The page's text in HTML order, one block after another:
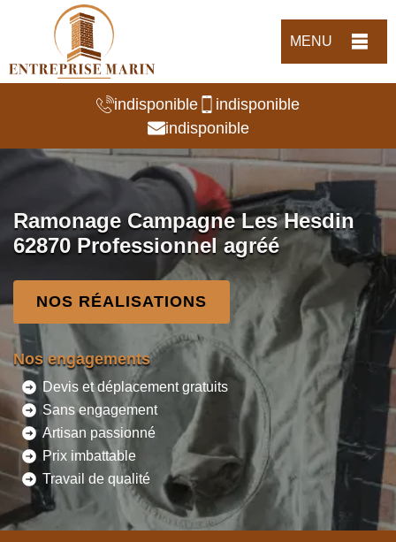
MENU
indisponible
indisponible
indisponible
Ramonage Campagne Les Hesdin
62870 Professionnel agréé
NOS RÉALISATIONS
Nos engagements
Devis et déplacement gratuits
Sans engagement
Artisan passionné
Prix imbattable
Travail de qualité